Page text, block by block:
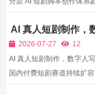
大多数文字创作者、自媒
制网络零散提示词交给AI
存在大量...
AI 真人短剧制作，
路商用思维搭建
2026-07-27
12
AI 真人短剧制作，数字人
国内付费短剧赛道持续扩